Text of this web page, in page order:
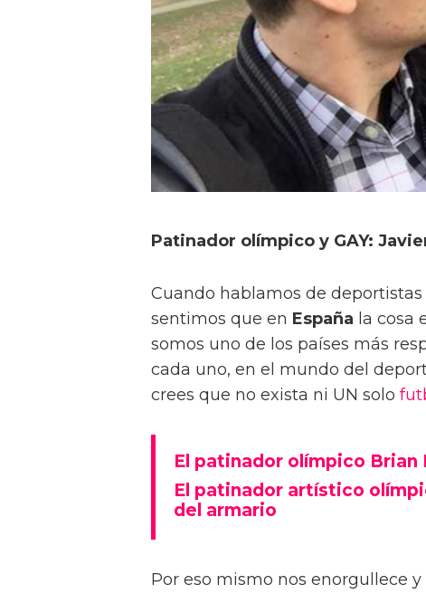
Patinador olímpico y GAY:
Cuando hablamos de
sentimos que en España la cosa
somos uno de los países más
cada uno, en el mundo del
crees que no exista ni UN solo
El patinador olímpico
El patinador artístico
del armario
Por eso mismo nos enorgullece